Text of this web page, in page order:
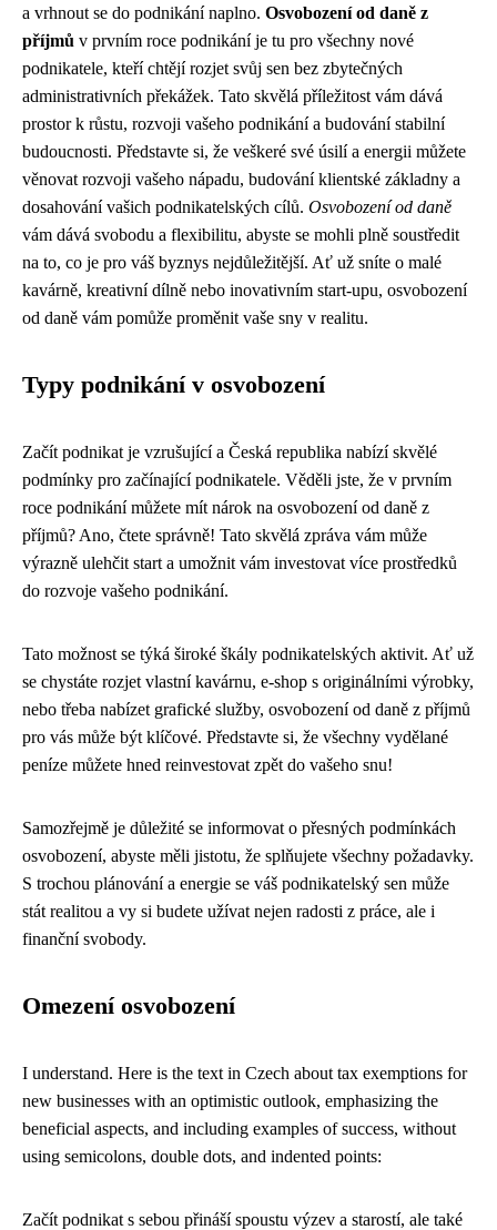
a vrhnout se do podnikání naplno. Osvobození od daně z
příjmů v prvním roce podnikání je tu pro všechny nové
podnikatele, kteří chtějí rozjet svůj sen bez zbytečných
administrativních překážek. Tato skvělá příležitost vám dává
prostor k růstu, rozvoji vašeho podnikání a budování stabilní
budoucnosti. Představte si, že veškeré své úsilí a energii můžete
věnovat rozvoji vašeho nápadu, budování klientské základny a
dosahování vašich podnikatelských cílů. Osvobození od daně
vám dává svobodu a flexibilitu, abyste se mohli plně soustředit
na to, co je pro váš byznys nejdůležitější. Ať už sníte o malé
kavárně, kreativní dílně nebo inovativním start-upu, osvobození
od daně vám pomůže proměnit vaše sny v realitu.
Typy podnikání v osvobození
Začít podnikat je vzrušující a Česká republika nabízí skvělé
podmínky pro začínající podnikatele. Věděli jste, že v prvním
roce podnikání můžete mít nárok na osvobození od daně z
příjmů? Ano, čtete správně! Tato skvělá zpráva vám může
výrazně ulehčit start a umožnit vám investovat více prostředků
do rozvoje vašeho podnikání.
Tato možnost se týká široké škály podnikatelských aktivit. Ať už
se chystáte rozjet vlastní kavárnu, e-shop s originálními výrobky,
nebo třeba nabízet grafické služby, osvobození od daně z příjmů
pro vás může být klíčové. Představte si, že všechny vydělané
peníze můžete hned reinvestovat zpět do vašeho snu!
Samozřejmě je důležité se informovat o přesných podmínkách
osvobození, abyste měli jistotu, že splňujete všechny požadavky.
S trochou plánování a energie se váš podnikatelský sen může
stát realitou a vy si budete užívat nejen radosti z práce, ale i
finanční svobody.
Omezení osvobození
I understand. Here is the text in Czech about tax exemptions for
new businesses with an optimistic outlook, emphasizing the
beneficial aspects, and including examples of success, without
using semicolons, double dots, and indented points:
Začít podnikat s sebou přináší spoustu výzev a starostí, ale také